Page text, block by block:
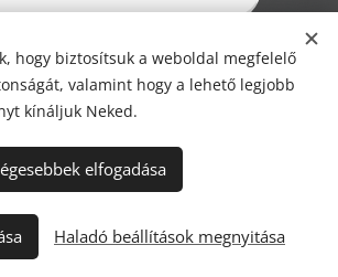
Minden jog fenntartva
Sütik
hogy biztosítsuk a weboldal megfelelő
valamint hogy a lehető legjobb
kínáljuk Neked.
elfogadása
Haladó beállítások megnyitása